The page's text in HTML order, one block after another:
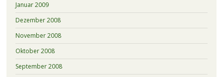
Januar 2009
Dezember 2008
November 2008
Oktober 2008
September 2008